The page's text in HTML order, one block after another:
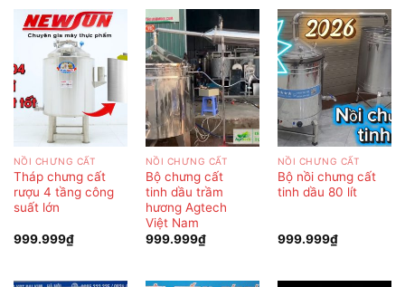
NỒI CHƯNG CẤT
Tháp chưng cất
rượu 4 tầng công
suất lớn
999.999₫
NỒI CHƯNG CẤT
Bộ chưng cất
tinh dầu trầm
hương Agtech
Việt Nam
999.999₫
NỒI CHƯNG CẤT
Bộ nồi chưng cất
tinh dầu 80 lít
999.999₫